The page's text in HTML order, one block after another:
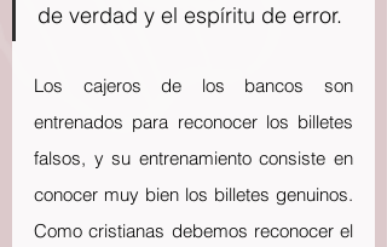
de verdad y el espíritu de error.
Los cajeros de los bancos son
entrenados para reconocer los billetes
falsos, y su entrenamiento consiste en
conocer muy bien los billetes genuinos.
Como cristianas debemos reconocer el